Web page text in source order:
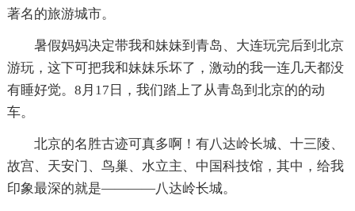
著名的旅游城市。
暑假妈妈决定带我和妹妹到青岛、大连玩完后到北京
游玩，这下可把我和妹妹乐坏了，激动的我一连几天都没
有睡好觉。8月17日，我们踏上了从青岛到北京的的动
车。
北京的名胜古迹可真多啊！有八达岭长城、十三陵、
故宫、天安门、鸟巢、水立主、中国科技馆，其中，给我
印象最深的就是————八达岭长城。